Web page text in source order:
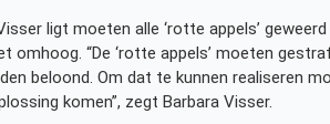
ligt moeten alle ‘rotte appels’
omhoog. “De ‘rotte appels’ moeten
beloond. Om dat te kunnen realiseren
komen”, zegt Barbara Visser.